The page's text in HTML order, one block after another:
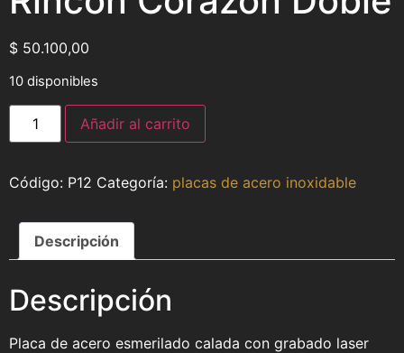
$ 50.100,00
10 disponibles
Añadir al carrito
P12 Categoría: placas de acero inoxidable
Descripción
Descripción
Placa de acero esmerilado calada con grabado laser